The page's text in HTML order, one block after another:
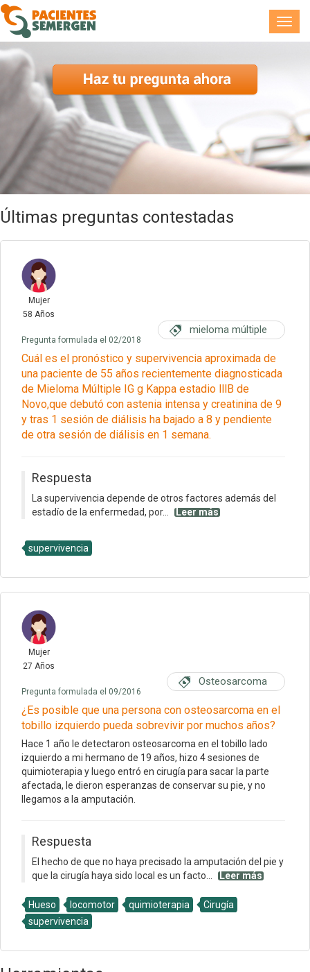
Últimas preguntas contestadas
Mujer
58 Años
Pregunta formulada el 02/2018
mieloma múltiple
Cuál es el pronóstico y supervivencia aproximada de
una paciente de 55 años recientemente diagnosticada
de Mieloma Múltiple IG g Kappa estadio lllB de
Novo,que debutó con astenia intensa y creatinina de 9
y tras 1 sesión de diálisis ha bajado a 8 y pendiente
de otra sesión de diálisis en 1 semana.
Respuesta
La supervivencia depende de otros factores además del
estadío de la enfermedad, por...
Leer más
supervivencia
Mujer
27 Años
Pregunta formulada el 09/2016
Osteosarcoma
¿Es posible que una persona con osteosarcoma en el
tobillo izquierdo pueda sobrevivir por muchos años?
Hace 1 año le detectaron osteosarcoma en el tobillo lado
izquierdo a mi hermano de 19 años, hizo 4 sesiones de
quimioterapia y luego entró en cirugía para sacar la parte
afectada, le dieron esperanzas de conservar su pie, y no
llegamos a la amputación.
Respuesta
El hecho de que no haya precisado la amputación del pie y
que la cirugía haya sido local es un facto...
Leer más
Hueso locomotor quimioterapia
Cirugía
supervivencia